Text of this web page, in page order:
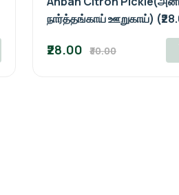
நார்த்தங்காய் ஊறுகாய்)
₹28.00 ₹30.00